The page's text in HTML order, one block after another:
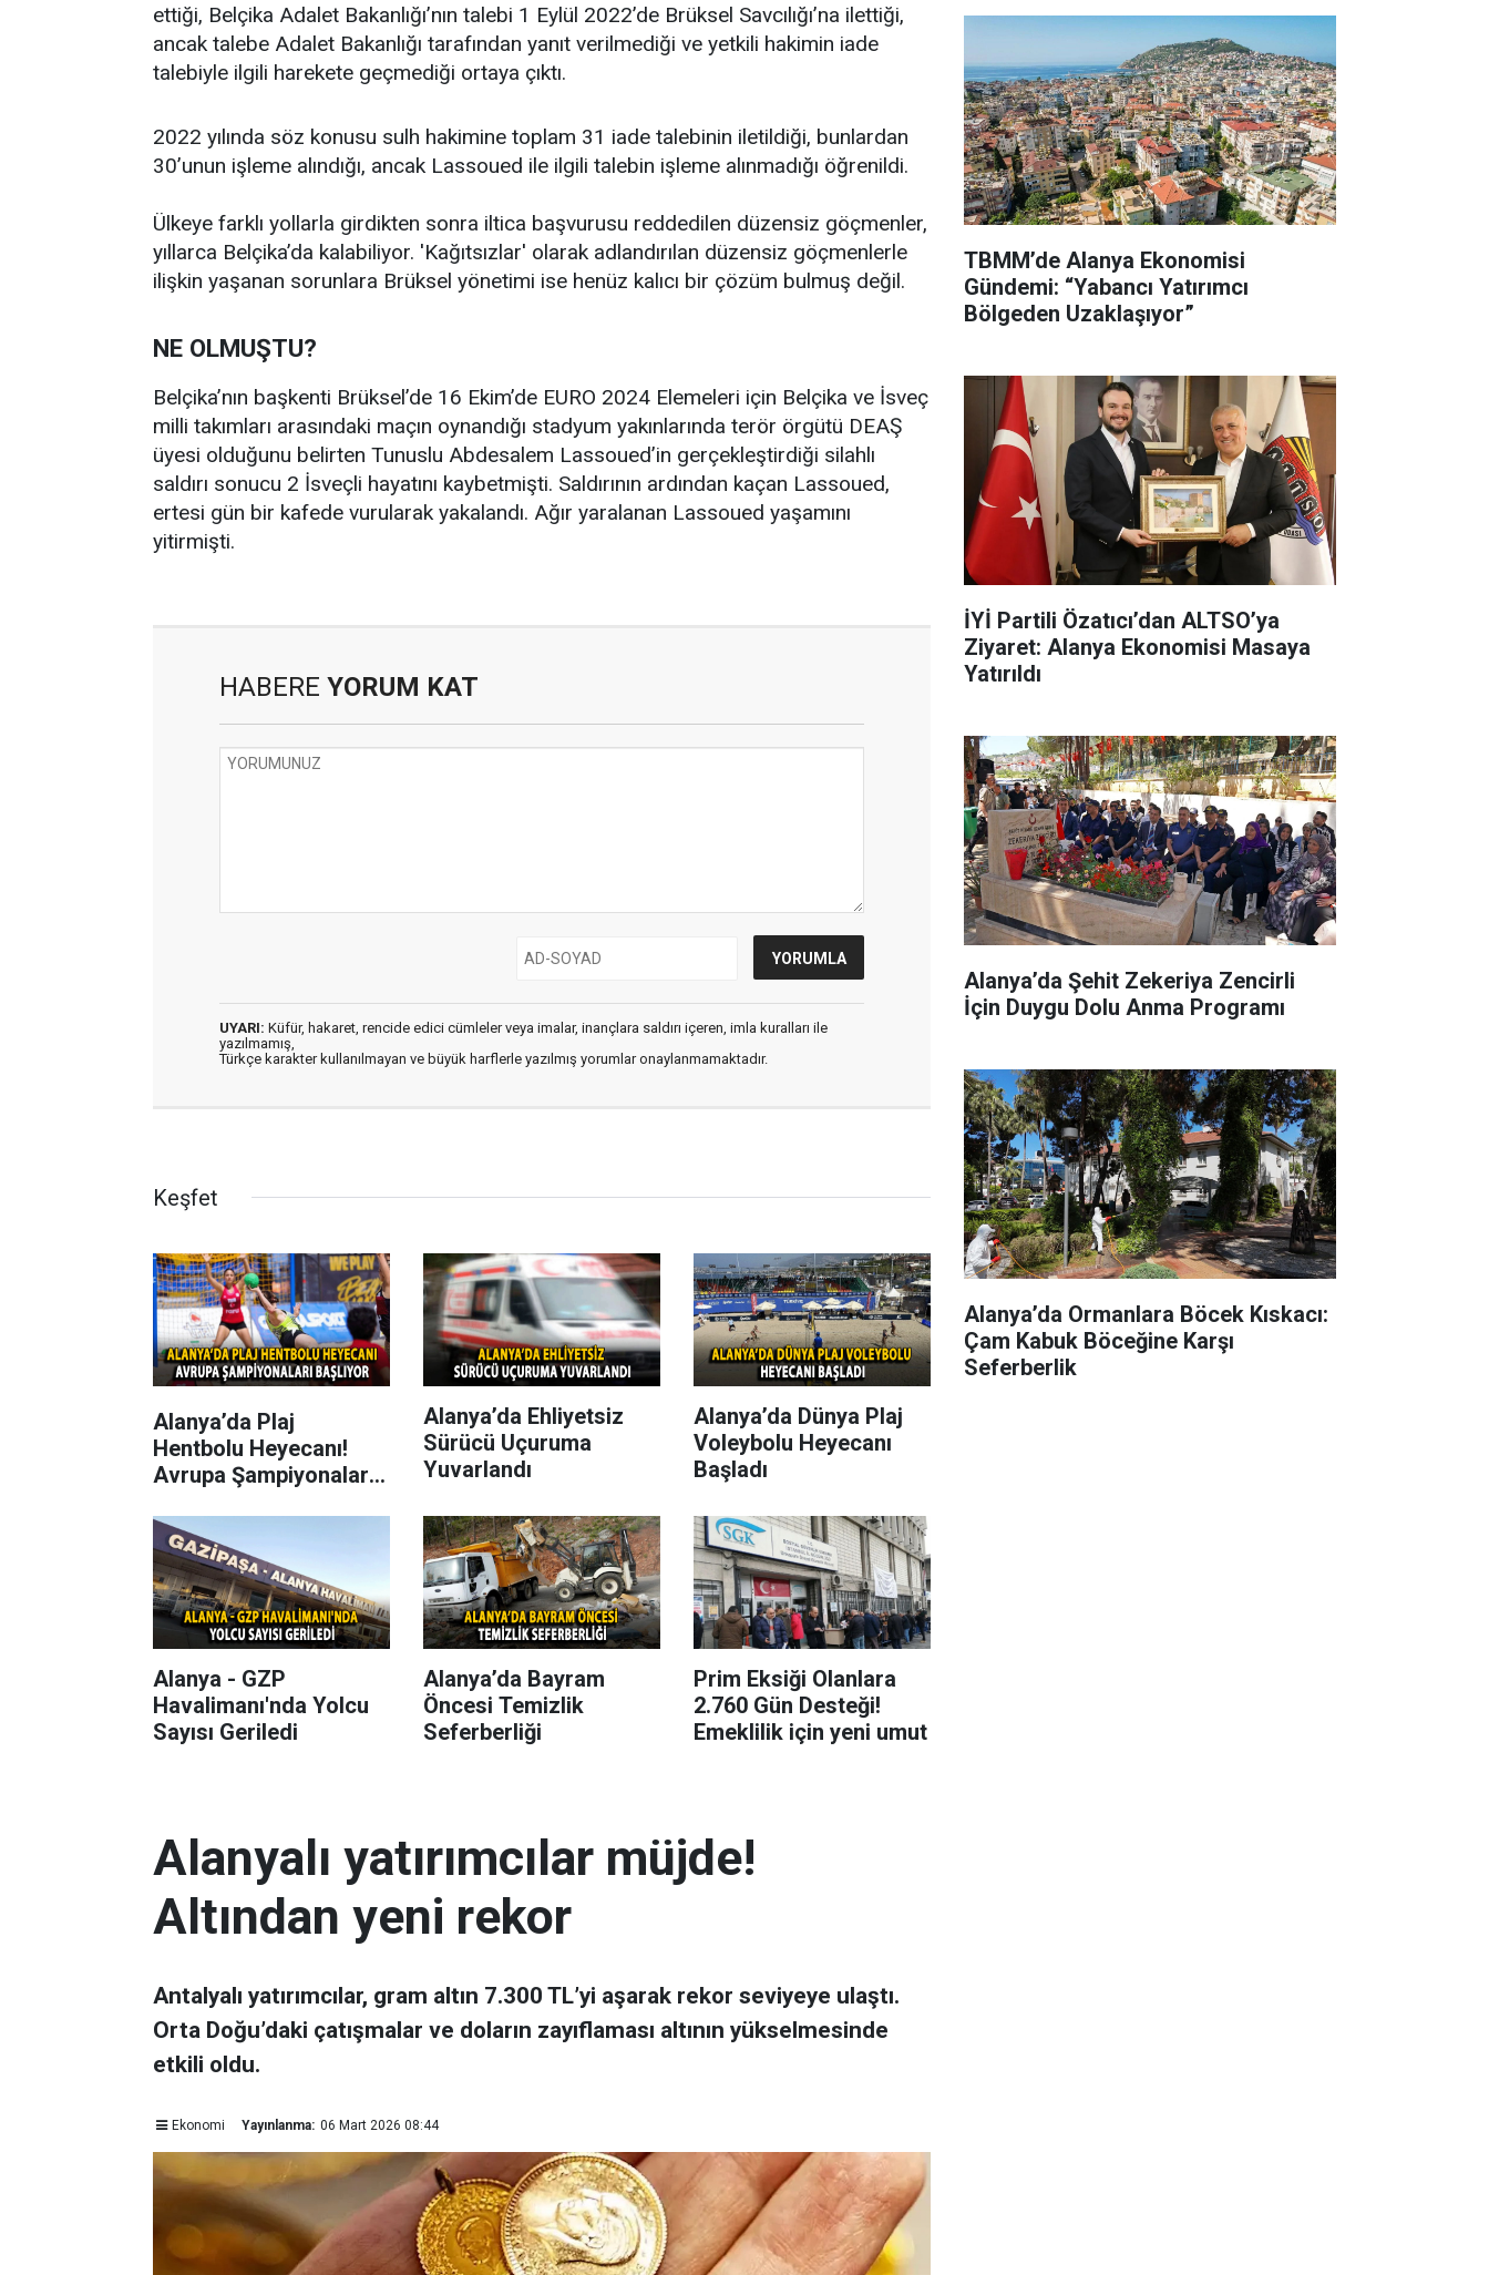
ettiği, Belçika Adalet Bakanlığı’nın talebi 1 Eylül 2022’de Brüksel Savcılığı’na ilettiği,
ancak talebe Adalet Bakanlığı tarafından yanıt verilmediği ve yetkili hakimin iade
talebiyle ilgili harekete geçmediği ortaya çıktı.
2022 yılında söz konusu sulh hakimine toplam 31 iade talebinin iletildiği, bunlardan
30’unun işleme alındığı, ancak Lassoued ile ilgili talebin işleme alınmadığı öğrenildi.
Ülkeye farklı yollarla girdikten sonra iltica başvurusu reddedilen düzensiz göçmenler,
yıllarca Belçika’da kalabiliyor. 'Kağıtsızlar' olarak adlandırılan düzensiz göçmenlerle
ilişkin yaşanan sorunlara Brüksel yönetimi ise henüz kalıcı bir çözüm bulmuş değil.
NE OLMUŞTU?
Belçika’nın başkenti Brüksel’de 16 Ekim’de EURO 2024 Elemeleri için Belçika ve İsveç
milli takımları arasındaki maçın oynandığı stadyum yakınlarında terör örgütü DEAŞ
üyesi olduğunu belirten Tunuslu Abdesalem Lassoued’in gerçekleştirdiği silahlı
saldırı sonucu 2 İsveçli hayatını kaybetmişti. Saldırının ardından kaçan Lassoued,
ertesi gün bir kafede vurularak yakalandı. Ağır yaralanan Lassoued yaşamını
yitirmişti.
HABERE YORUM KAT
UYARI: Küfür, hakaret, rencide edici cümleler veya imalar, inançlara saldırı içeren, imla kuralları ile
yazılmamış,
Türkçe karakter kullanılmayan ve büyük harflerle yazılmış yorumlar onaylanmamaktadır.
Keşfet
Alanya’da Plaj
Hentbolu Heyecanı!
Avrupa Şampiyonaları
Alanya’da Ehliyetsiz
Sürücü Uçuruma
Yuvarlandı
Alanya’da Dünya Plaj
Voleybolu Heyecanı
Başladı
Alanya - GZP
Havalimanı'nda Yolcu
Sayısı Geriledi
Alanya’da Bayram
Öncesi Temizlik
Seferberliği
Prim Eksiği Olanlara
2.760 Gün Desteği!
Emeklilik için yeni umut
Alanyalı yatırımcılar müjde!
Altından yeni rekor
Antalyalı yatırımcılar, gram altın 7.300 TL’yi aşarak rekor seviyeye ulaştı.
Orta Doğu’daki çatışmalar ve doların zayıflaması altının yükselmesinde
etkili oldu.
Ekonomi Yayınlanma: 06 Mart 2026 08:44
TBMM’de Alanya Ekonomisi
Gündemi: “Yabancı Yatırımcı
Bölgeden Uzaklaşıyor”
İYİ Partili Özatıcı’dan ALTSO’ya
Ziyaret: Alanya Ekonomisi Masaya
Yatırıldı
Alanya’da Şehit Zekeriya Zencirli
İçin Duygu Dolu Anma Programı
Alanya’da Ormanlara Böcek Kıskacı:
Çam Kabuk Böceğine Karşı
Seferberlik